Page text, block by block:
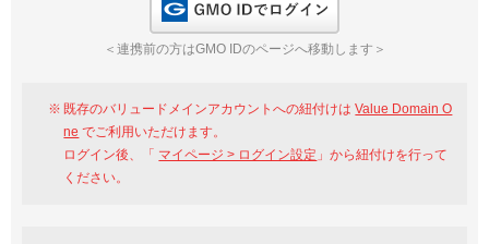
※AmazonはValue Domain Oneのログイン画面へ遷移します
GMO ID
＜連携前の方はGMO IDのページへ移動します＞
既存のバリュードメインアカウントへの紐付けはValue Domain O
ne でご利用いただけます。
ログイン後、「 マイページ > ログイン設定 」から紐付けを行って
ください。